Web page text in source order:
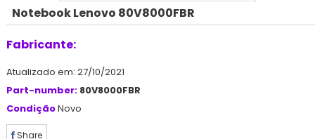
Notebook Lenovo 80V8000FBR
Fabricante:
Atualizado em: 27/10/2021
Part-number: 80V8000FBR
CondiçãoNovo
Share